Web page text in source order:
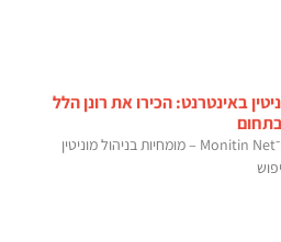
באינטרנט: הכירו את רונן הלל
רונן הלל ו־Monitin Net – מומחיות בניהול מוניטין